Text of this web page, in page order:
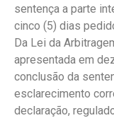
sentença a parte
cinco (5) dias
Da Lei da
apresentada em
conclusão da
esclarecimento
declaração,